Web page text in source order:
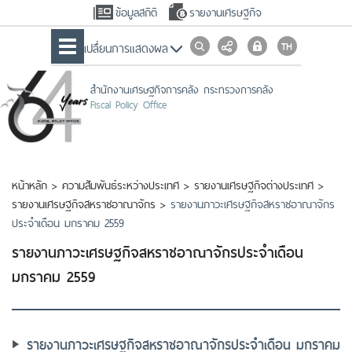
ข้อมูลสถิติ รายงานเศรษฐกิจ
เปลื่ยนการแสดงผล
สำนักงานเศรษฐกิจการคลัง กระทรวงการคลัง
Fiscal Policy Office
หน้าหลัก > ความสัมพันธ์ระหว่างประเทศ > รายงานเศรษฐกิจต่างประเทศ >
รายงานเศรษฐกิจสหราชอาณาจักร > รายงานภาวะเศรษฐกิจสหราชอาณาจักร
ประจำเดือน มกราคม 2559
รายงานภาวะเศรษฐกิจสหราชอาณาจักรประจำเดือน
มกราคม 2559
รายงานภาวะเศรษฐกิจสหราชอาณาจักรประจำเดือน มกราคม